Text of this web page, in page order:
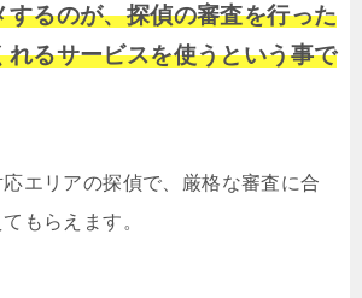
するのが、探偵の審査を行った
れるサービスを使うという事で
エリアの探偵で、厳格な審査に合
もらえます。